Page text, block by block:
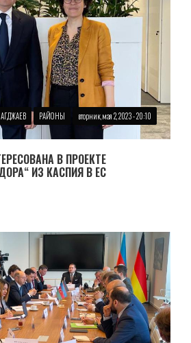
РАЙОНЫ вторник, мая 2, 2023 - 20:10
В ПРОЕКТЕ
ИЗ КАСПИЯ В ЕС